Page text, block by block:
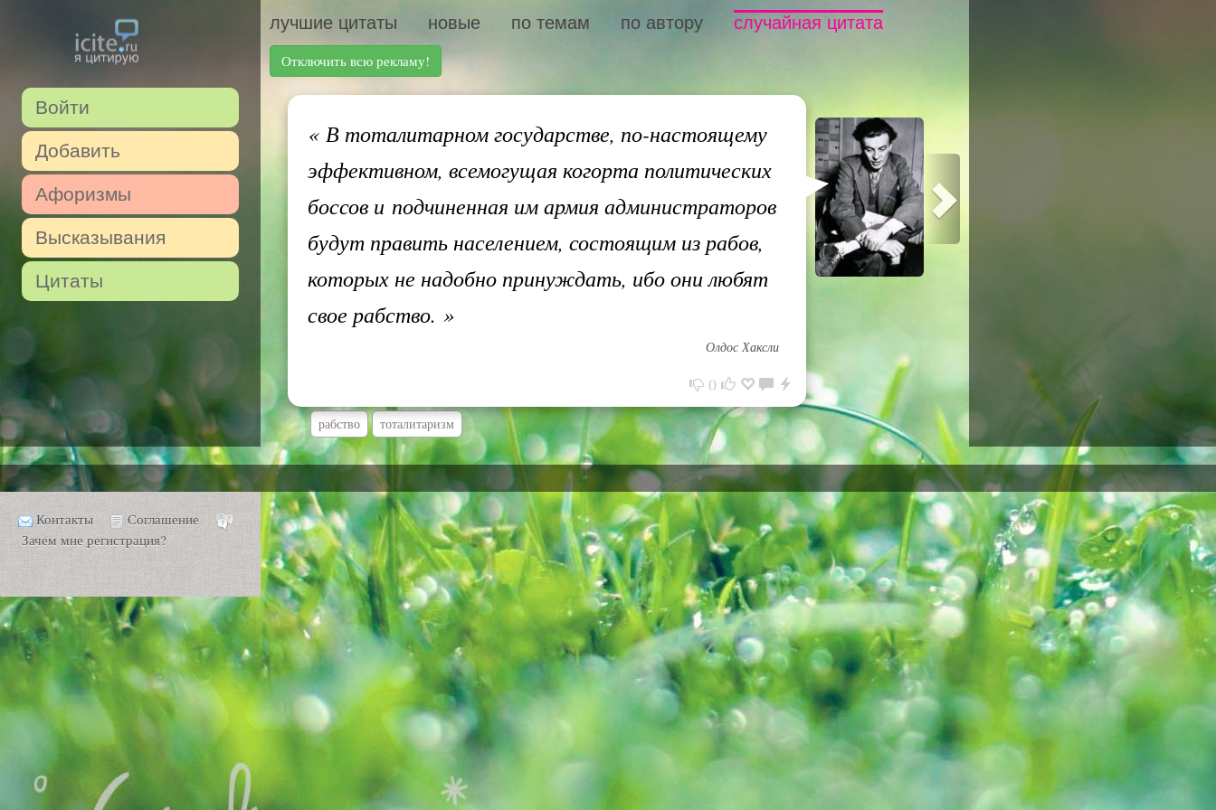
Войти
Добавить
Афоризмы
Высказывания
Цитаты
лучшие цитаты новые по темам по автору случайная цитата
Отключить всю рекламу!
«В тоталитарном государстве, по-настоящему
эффективном, всемогущая когорта политических
боссов и подчиненная им армия администраторов
будут править населением, состоящим из рабов,
которых не надобно принуждать, ибо они любят
свое рабство. »
Олдос Хаксли
0
рабство тоталитаризм
Контакты
Соглашение
Зачем мне регистрация?